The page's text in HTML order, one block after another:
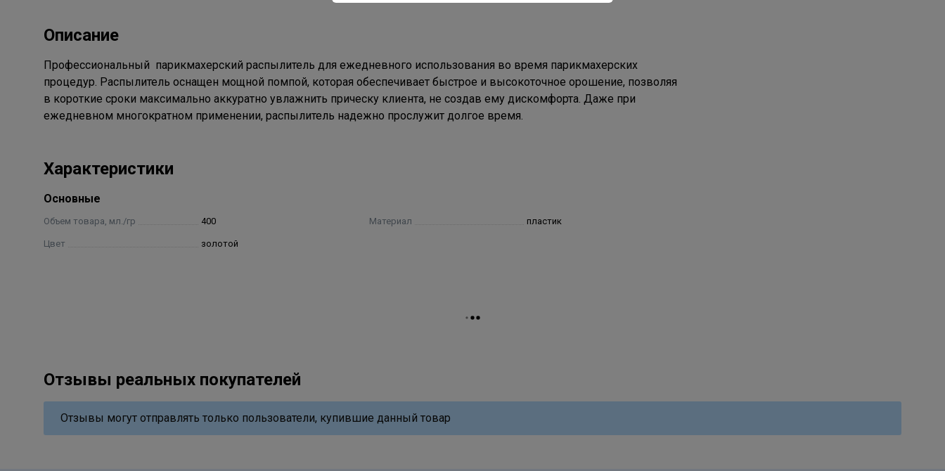
Описание
Профессиональный парикмахерский распылитель для ежедневного использования во время парикмахерских
процедур. Распылитель оснащен мощной помпой, которая обеспечивает быстрое и высокоточное орошение, позволяя
в короткие сроки максимально аккуратно увлажнить прическу клиента, не создав ему дискомфорта. Даже при
ежедневном многократном применении, распылитель надежно прослужит долгое время.
Характеристики
Основные
Объем товара, мл./гр 400
Цвет золотой
Материал пластик
Отзывы реальных покупателей
Отзывы могут отправлять только пользователи, купившие данный товар